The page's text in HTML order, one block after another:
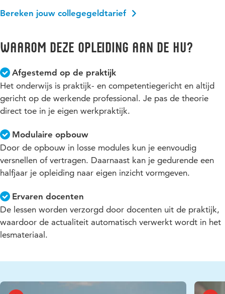
Bereken jouw collegegeldtarief
Waarom deze opleiding aan de HU?
Afgestemd op de praktijk
Het onderwijs is praktijk- en competentiegericht en altijd
gericht op de werkende professional. Je pas de theorie
direct toe in je eigen werkpraktijk.
Modulaire opbouw
Door de opbouw in losse modules kun je eenvoudig
versnellen of vertragen. Daarnaast kan je gedurende een
halfjaar je opleiding naar eigen inzicht vormgeven.
Ervaren docenten
De lessen worden verzorgd door docenten uit de praktijk,
waardoor de actualiteit automatisch verwerkt wordt in het
lesmateriaal.